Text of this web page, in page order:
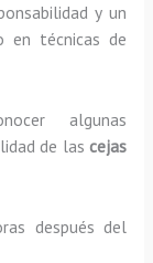
y un
en técnicas de
algunas
de lascejas
después del